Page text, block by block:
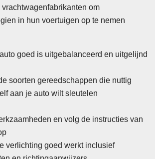
om
in hun voertuigen op te nemen
goed is uitgebalanceerd en uitgelijnd
soorten gereedschappen die nuttig
aan je auto wilt sleutelen
en volg de instructies van
verlichting goed werkt inclusief